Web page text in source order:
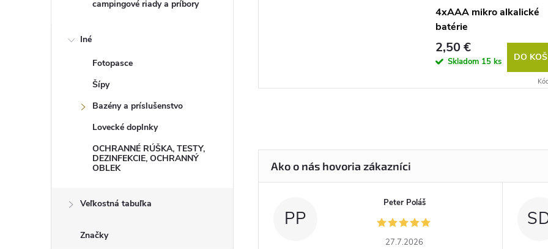
campingové riady a príbory
Iné
Fotopasce
Šípy
Bazény a príslušenstvo
Lovecké doplnky
OCHRANNÉ RÚŠKA, TESTY,
DEZINFEKCIE, OCHRANNÝ
OBLEK
Veľkostná tabuľka
Značky
4xAAA mikro alkalické
batérie
2,50 €
Skladom 15 ks DO
PP
Peter Poláš
27.7.2026